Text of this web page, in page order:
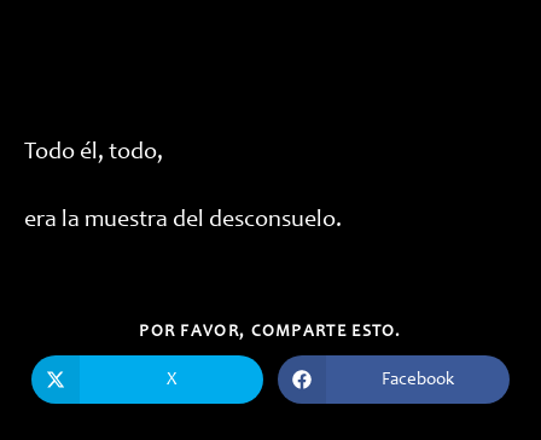
Todo él, todo,
era la muestra del desconsuelo.
POR FAVOR, COMPARTE ESTO.
CONTENIDO
abre
X
Se
abre
Facebook